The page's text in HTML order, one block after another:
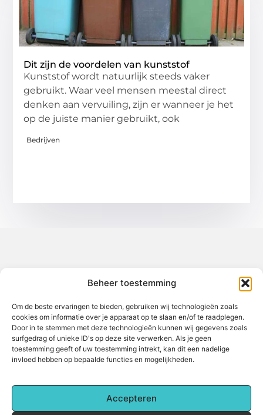
Beheer toestemming
Om de beste ervaringen te bieden, gebruiken wij technologieën zoals
cookies om informatie over je apparaat op te slaan en/of te raadplegen.
Door in te stemmen met deze technologieën kunnen wij gegevens zoals
surfgedrag of unieke ID's op deze site verwerken. Als je geen
toestemming geeft of uw toestemming intrekt, kan dit een nadelige
invloed hebben op bepaalde functies en mogelijkheden.
Accepteren
Dit zijn de voordelen van kunststof
Kunststof wordt natuurlijk steeds vaker
gebruikt. Waar veel mensen meestal direct
denken aan vervuiling, zijn er wanneer je het
op de juiste manier gebruikt, ook
Bedrijven
Jouw gids voor inspiratie en tips uit het dagelijks leven.
Ontdek een brede verzameling blogs en artikelen die je helpen
om het meeste uit elke dag te halen, met praktische adviezen
en verrassende inzichten.
Bericht categorie
Main Links